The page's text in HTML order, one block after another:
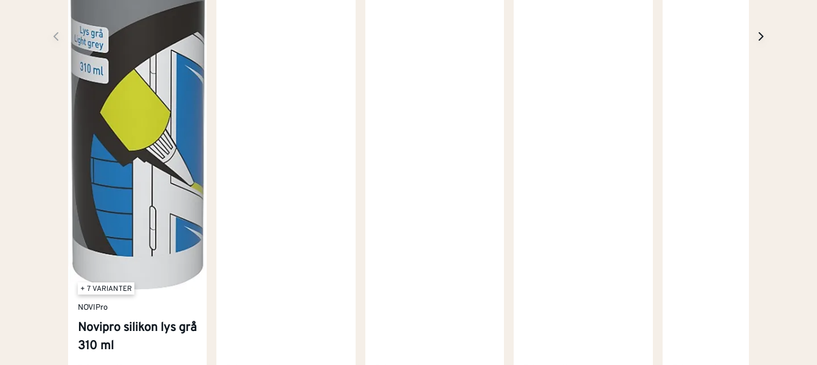
+ 7 VARIANTER
NOVIPro
Novipro silikon lys grå
310 ml